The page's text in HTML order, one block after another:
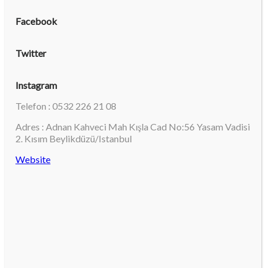
Facebook
Twitter
Instagram
Telefon : 0532 226 21 08
Adres : Adnan Kahveci Mah Kışla Cad No:56 Yasam Vadisi
2. Kısım Beylikdüzü/Istanbul
Website